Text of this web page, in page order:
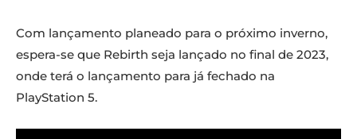
Com lançamento planeado para o próximo inverno,
espera-se que Rebirth seja lançado no final de 2023,
onde terá o lançamento para já fechado na
PlayStation 5.